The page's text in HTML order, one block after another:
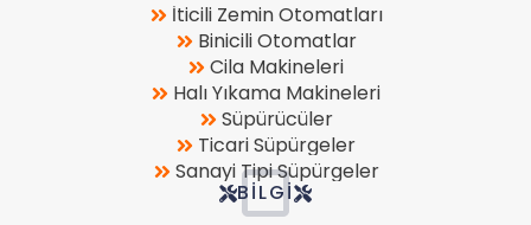
İticili Zemin Otomatları
Binicili Otomatlar
Cila Makineleri
Halı Yıkama Makineleri
Süpürücüler
Ticari Süpürgeler
Sanayi Tipi Süpürgeler
BILGI